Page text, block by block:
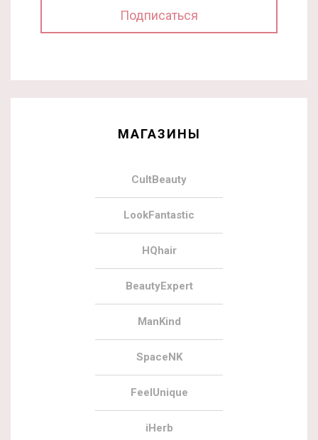
МАГАЗИНЫ
CultBeauty
LookFantastic
HQhair
BeautyExpert
ManKind
SpaceNK
FeelUnique
iHerb